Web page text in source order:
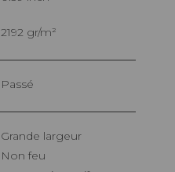
2192 gr/m²
Passé
Grande largeur
Non feu